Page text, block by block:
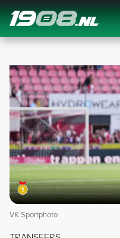
Navigation
VK Sportphoto